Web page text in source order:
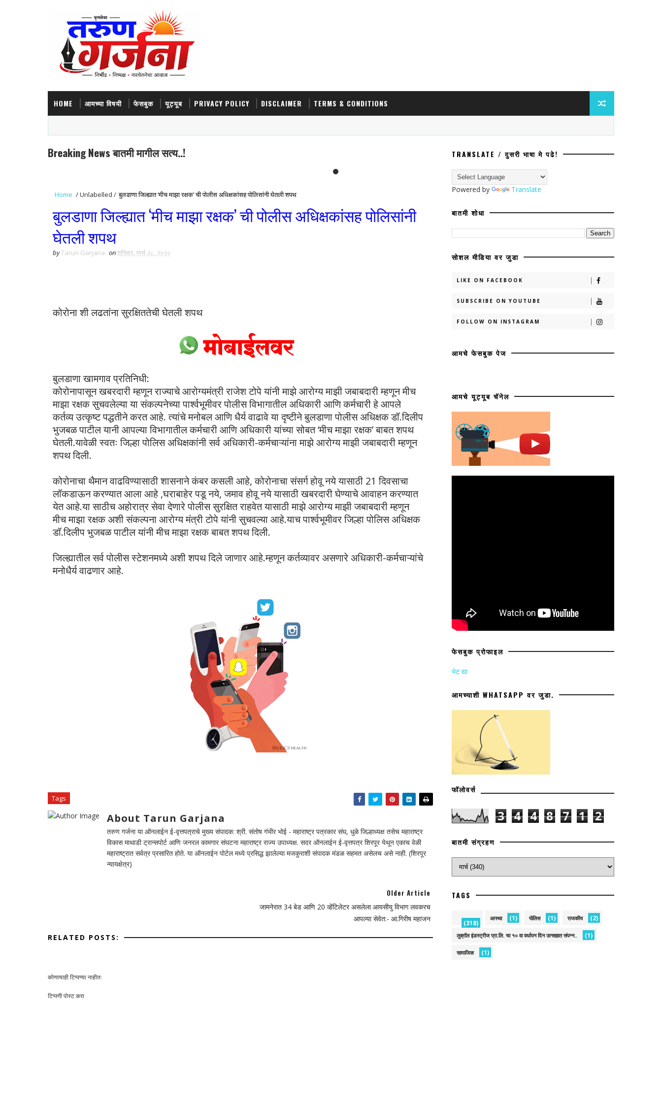
HOME आमच्या विषयी फेसबुक यूट्यूब PRIVACY POLICY DISCLAIMER TERMS & CONDITIONS
Breaking News बातमी मागील सत्य..!
Home /Unlabelled / बुलडाणा जिल्ह्यात ‘मीच माझा रक्षक’ ची पोलीस अधिक्षकांसह पोलिसांनी घेतली शपथ
बुलडाणा जिल्ह्यात ‘मीच माझा रक्षक’ ची पोलीस अधिक्षकांसह पोलिसांनी
घेतली शपथ
byTarun Garjana onशनिवार, मार्च २८, २०२०
कोरोना शी लढतांना सुरक्षिततेची घेतली शपथ
बुलडाणा खामगाव प्रतिनिधी:
कोरोनापासून खबरदारी म्हणून राज्याचे आरोग्यमंत्री राजेश टोपे यांनी माझे आरोग्य माझी जबाबदारी म्हणून मीच
माझा रक्षक सुचवलेल्या या संकल्पनेच्या पार्श्वभूमीवर पोलीस विभागातील अधिकारी आणि कर्मचारी हे आपले
कर्तव्य उत्कृष्ट पद्धतीने करत आहे. त्यांचे मनोबल आणि धैर्य वाढावे या दृष्टीने बुलडाणा पोलीस अधिक्षक डॉ.दिलीप
भुजबळ पाटील यानी आपल्या विभागातील कर्मचारी आणि अधिकारी यांच्या सोबत ‘मीच माझा रक्षक’ बाबत शपथ
घेतली.यावेळी स्वतः जिल्हा पोलिस अधिक्षकांनी सर्व अधिकारी-कर्मचाऱ्यांना माझे आरोग्य माझी जबाबदारी म्हणून
शपथ दिली.
कोरोनाचा थैमान वाढविण्यासाठी शासनाने कंबर कसली आहे, कोरोनाचा संसर्ग होवू नये यासाठी 21 दिवसाचा
लॉकडाऊन करण्यात आला आहे ,घराबाहेर पडू नये, जमाव होवू नये यासाठी खबरदारी घेण्याचे आवाहन करण्यात
येत आहे.या साठीच अहोरात्र सेवा देणारे पोलीस सुरक्षित राहवेत यासाठी माझे आरोग्य माझी जबाबदारी म्हणून
मीच माझा रक्षक अशी संकल्पना आरोग्य मंत्री टोपे यांनी सुचवल्या आहे.याच पार्श्वभूमीवर जिल्हा पोलिस अधिक्षक
डॉ.दिलीप भुजबळ पाटील यांनी मीच माझा रक्षक बाबत शपथ दिली.
जिल्ह्यातील सर्व पोलीस स्टेशनमध्ये अशी शपथ दिले जाणार आहे.म्हणून कर्तव्यावर असणारे अधिकारी-कर्मचाऱ्यांचे
मनोधैर्य वाढणार आहे.
Tags
About Tarun Garjana
तरुण गर्जना या ऑनलाईन ई-वृत्तपत्राचे मुख्य संपादक: श्री. संतोष गंभीर भोई - महाराष्ट्र पत्रकार संघ, धुळे जिल्हाध्यक्ष तसेच महाराष्ट्र
विकास माथाडी ट्रान्सपोर्ट आणि जनरल कामगार संघटना महाराष्ट्र राज्य उपाध्यक्ष. सदर ऑनलाईन ई-वृत्तपत्र शिरपूर येथून एकाच वेळी
महाराष्ट्रात सर्वत्र प्रसारित होते. या ऑनलाईन पोर्टल मध्ये प्रसिद्ध झालेल्या मजकुराशी संपादक मंडळ सहमत असेलच असे नाही. (शिरपूर
न्यायक्षेत्र)
Older Article
जामनेरात 34 बेड आणि 20 व्हेंटिलेटर असलेला आयसीयु विभाग लवकरच
आपल्या सेवेत:- आ.गिरीष महाजन
RELATED POSTS:
कोणत्याही टिप्पण्‍या नाहीत:
टिप्पणी पोस्ट करा
TRANSLATE / दुसरी भाषा मे पढे!
Powered by Translate
बातमी शोधा
सोशल मीडिया वर जुडा
LIKE ON FACEBOOK
SUBSCRIBE ON YOUTUBE
FOLLOW ON INSTAGRAM
आमचे फेसबुक पेज
आमचे यूट्यूब चॅनेल
फेसबुक प्रोफाइल
भेट द्या
आमच्याशी WHATSAPP वर जुडा.
फॉलोवर्स
3 4 4 8 7 1 2
बातमी संग्रहण
TAGS
(318)
आस्था (1) पोलिस (1) राजकीय (2)
लुब्रॉल इंडस्ट्रीज प्रा.लि. चा १० वा वर्धापन दिन उत्साहात संपन्न.. (1)
सामाजिक (1)